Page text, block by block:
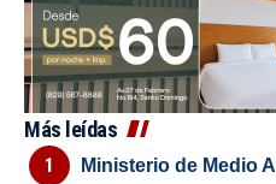
Más leídas
Ministerio de Medio